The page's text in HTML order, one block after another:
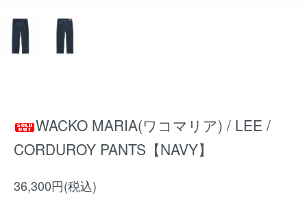
WACKO MARIA(ワコマリア) / LEE /
CORDUROY PANTS【NAVY】
36,300円(税込)